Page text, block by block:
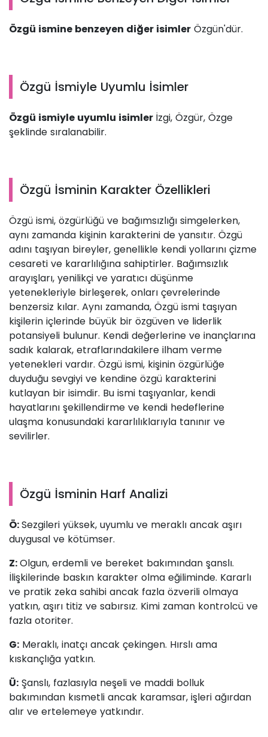
Özgü ismine benzeyen diğer isimler Özgün'dür.
Özgü İsmiyle Uyumlu İsimler
Özgü ismiyle uyumlu isimler İzgi, Özgür, Özge
şeklinde sıralanabilir.
Özgü İsminin Karakter Özellikleri
Özgü ismi, özgürlüğü ve bağımsızlığı simgelerken,
aynı zamanda kişinin karakterini de yansıtır. Özgü
adını taşıyan bireyler, genellikle kendi yollarını çizme
cesareti ve kararlılığına sahiptirler. Bağımsızlık
arayışları, yenilikçi ve yaratıcı düşünme
yetenekleriyle birleşerek, onları çevrelerinde
benzersiz kılar. Aynı zamanda, Özgü ismi taşıyan
kişilerin içlerinde büyük bir özgüven ve liderlik
potansiyeli bulunur. Kendi değerlerine ve inançlarına
sadık kalarak, etraflarındakilere ilham verme
yetenekleri vardır. Özgü ismi, kişinin özgürlüğe
duyduğu sevgiyi ve kendine özgü karakterini
kutlayan bir isimdir. Bu ismi taşıyanlar, kendi
hayatlarını şekillendirme ve kendi hedeflerine
ulaşma konusundaki kararlılıklarıyla tanınır ve
sevilirler.
Özgü İsminin Harf Analizi
Ö:Sezgileri yüksek, uyumlu ve meraklı ancak aşırı
duygusal ve kötümser.
Z:Olgun, erdemli ve bereket bakımından şanslı.
İlişkilerinde baskın karakter olma eğiliminde. Kararlı
ve pratik zeka sahibi ancak fazla özverili olmaya
yatkın, aşırı titiz ve sabırsız. Kimi zaman kontrolcü ve
fazla otoriter.
G: Meraklı, inatçı ancak çekingen. Hırslı ama
kıskançlığa yatkın.
Ü: Şanslı, fazlasıyla neşeli ve maddi bolluk
bakımından kısmetli ancak karamsar, işleri ağırdan
alır ve ertelemeye yatkındır.